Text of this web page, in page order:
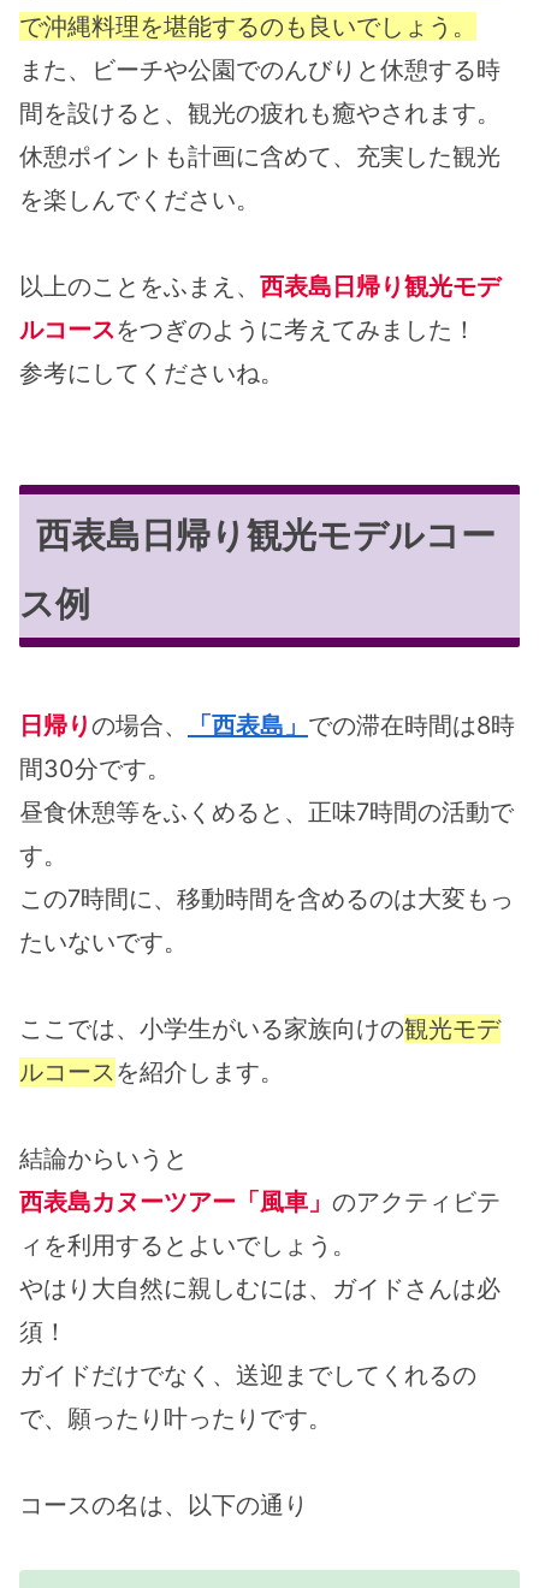
で沖縄料理を堪能するのも良いでしょう。
また、ビーチや公園でのんびりと休憩する時
間を設けると、観光の疲れも癒やされます。
休憩ポイントも計画に含めて、充実した観光
を楽しんでください。
以上のことをふまえ、 西表島日帰り観光モデ
ルコースをつぎのように考えてみました！
参考にしてくださいね。
西表島日帰り観光モデルコー
ス例
日帰りの場合、 「西表島」 での滞在時間は8時
間30分です。
昼食休憩等をふくめると、正味7時間の活動で
す。
この7時間に、移動時間を含めるのは大変もっ
たいないです。
ここでは、小学生がいる家族向けの観光モデ
ルコースを紹介します。
結論からいうと
西表島カヌーツアー「風車」 のアクティビテ
ィを利用するとよいでしょう。
やはり大自然に親しむには、ガイドさんは必
須！
ガイドだけでなく、送迎までしてくれるの
で、願ったり叶ったりです。
コースの名は、以下の通り